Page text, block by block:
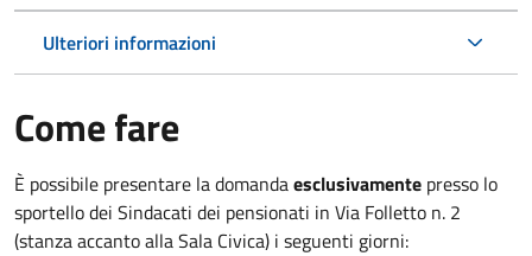
Ulteriori informazioni
Come fare
È possibile presentare la domandaesclusivamente presso lo
sportello dei Sindacati dei pensionati in Via Folletto n. 2
(stanza accanto alla Sala Civica) i seguenti giorni: